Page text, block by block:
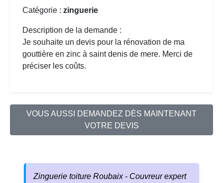
Catégorie : zinguerie
Description de la demande :
Je souhaite un devis pour la rénovation de ma
gouttière en zinc à saint denis de mere. Merci de
préciser les coûts.
VOUS AUSSI DEMANDEZ DÈS MAINTENANT
VOTRE DEVIS
Zinguerie toiture Roubaix - Couvreur expert